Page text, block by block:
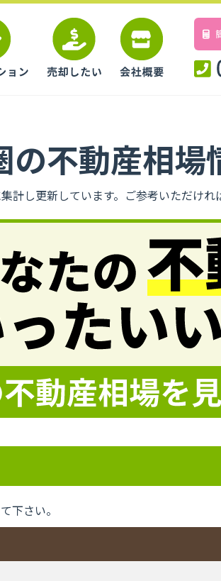
の不動産相場
計し更新しています。ご参考いただけれ
下さい。